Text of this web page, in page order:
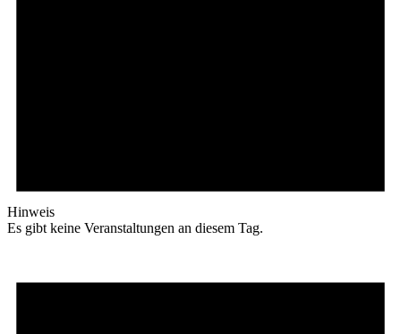
Hinweis
Es gibt keine Veranstaltungen an diesem Tag.